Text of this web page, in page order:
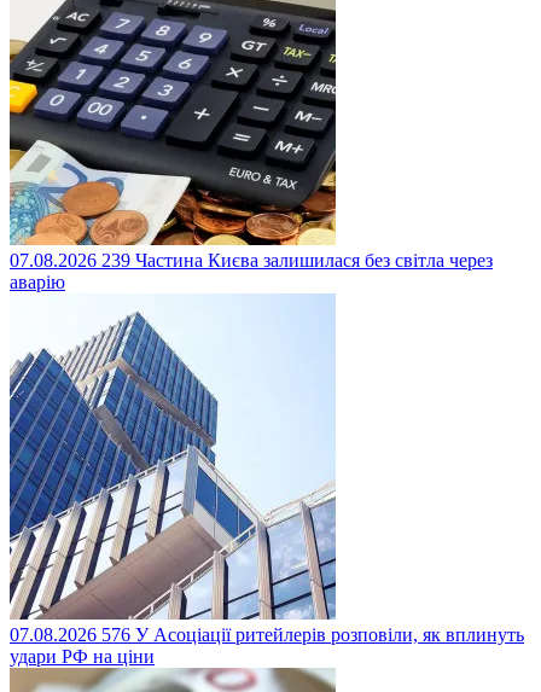
07.08.2026 239 Частина Києва залишилася без світла через
аварію
07.08.2026 576 У Асоціації ритейлерів розповіли, як вплинуть
удари РФ на ціни